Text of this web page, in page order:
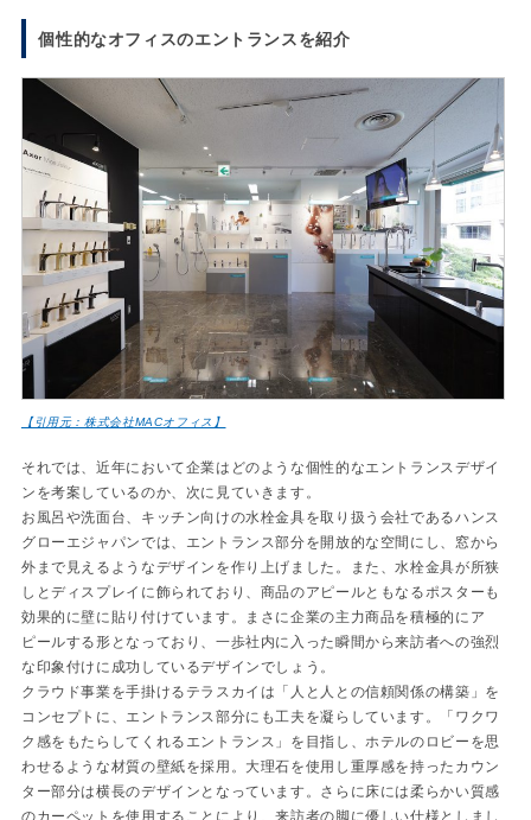
個性的なオフィスのエントランスを紹介
【引用元：株式会社MACオフィス】
それでは、近年において企業はどのような個性的なエントランスデザイ
ンを考案しているのか、次に見ていきます。
お風呂や洗面台、キッチン向けの水栓金具を取り扱う会社であるハンス
グローエジャパンでは、エントランス部分を開放的な空間にし、窓から
外まで見えるようなデザインを作り上げました。また、水栓金具が所狭
しとディスプレイに飾られており、商品のアピールともなるポスターも
効果的に壁に貼り付けています。まさに企業の主力商品を積極的にア
ピールする形となっており、一歩社内に入った瞬間から来訪者への強烈
な印象付けに成功しているデザインでしょう。
クラウド事業を手掛けるテラスカイは「人と人との信頼関係の構築」を
コンセプトに、エントランス部分にも工夫を凝らしています。「ワクワ
ク感をもたらしてくれるエントランス」を目指し、ホテルのロビーを思
わせるような材質の壁紙を採用。大理石を使用し重厚感を持ったカウン
ター部分は横長のデザインとなっています。さらに床には柔らかい質感
のカーペットを使用することにより、来訪者の脚に優しい仕様としまし